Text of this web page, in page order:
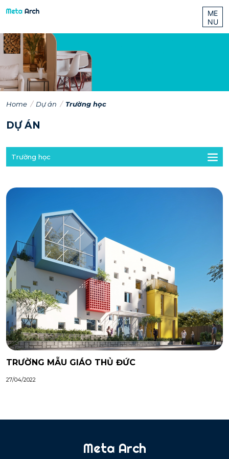
ME
NU
Home Dự án Trường học
DỰ ÁN
Trường học
TRƯỜNG MẪU GIÁO THỦ ĐỨC
27/04/2022
Meta Arch